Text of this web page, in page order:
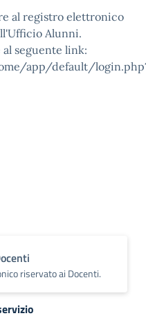
al registro elettronico
Alunni.
al seguente link:
app/default/
riservato ai Docenti.